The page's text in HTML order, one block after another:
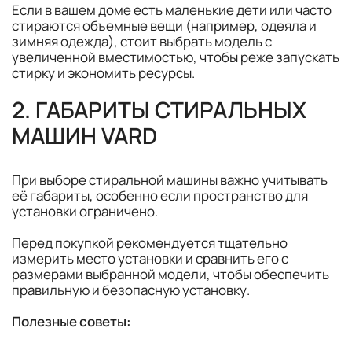
Если в вашем доме есть маленькие дети или часто
стираются объемные вещи (например, одеяла и
зимняя одежда), стоит выбрать модель с
увеличенной вместимостью, чтобы реже запускать
стирку и экономить ресурсы.
2. ГАБАРИТЫ СТИРАЛЬНЫХ
МАШИН VARD
При выборе стиральной машины важно учитывать
её габариты, особенно если пространство для
установки ограничено.
Перед покупкой рекомендуется тщательно
измерить место установки и сравнить его с
размерами выбранной модели, чтобы обеспечить
правильную и безопасную установку.
Полезные советы: